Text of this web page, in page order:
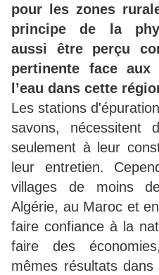
pour les zones
principe de la
aussi être perçu
pertinente face
l’eau dans cette
Les stations
savons, nécessitent
seulement à leur
leur entretien.
villages de moins
Algérie, au Maroc et
faire confiance à la
faire des
mêmes résultats